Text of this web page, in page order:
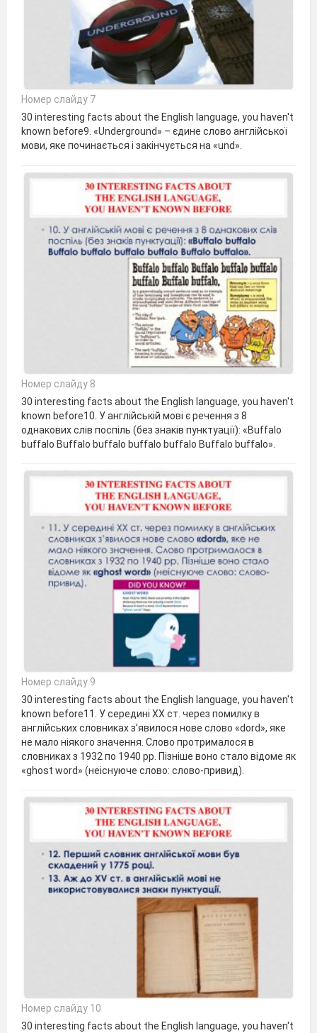
Номер слайду 7
30 interesting facts about the English language, you haven't
known before9. «Underground» – єдине слово англійської
мови, яке починається і закінчується на «und».
Номер слайду 8
30 interesting facts about the English language, you haven't
known before10. У англійській мові є речення з 8
однакових слів поспіль (без знаків пунктуації): «Buffalo
buffalo Buffalo buffalo buffalo buffalo Buffalo buffalo».
Номер слайду 9
30 interesting facts about the English language, you haven't
known before11. У середині ХХ ст. через помилку в
англійських словниках з’явилося нове слово «dord», яке
не мало ніякого значення. Слово протрималося в
словниках з 1932 по 1940 рр. Пізніше воно стало відоме як
«ghost word» (неіснуюче слово: слово-привид).
Номер слайду 10
30 interesting facts about the English language, you haven't